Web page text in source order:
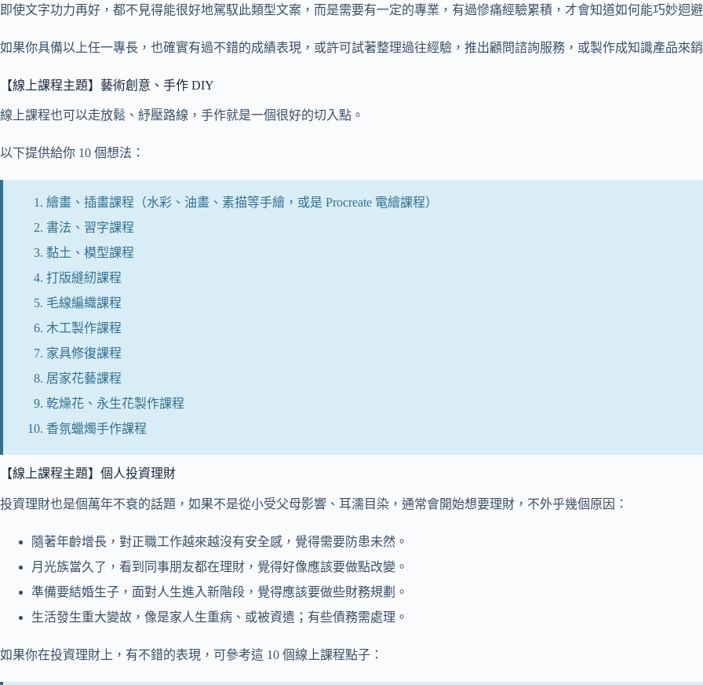
即使文字功力再好，都不見得能很好地駕馭此類型文案，而是需要有一定的專業，有過慘痛經驗累積，才會知道如何能巧妙迴避
如果你具備以上任一專長，也確實有過不錯的成績表現，或許可試著整理過往經驗，推出顧問諮詢服務，或製作成知識產品來銷
【線上課程主題】藝術創意、手作 DIY
線上課程也可以走放鬆、紓壓路線，手作就是一個很好的切入點。
以下提供給你 10 個想法：
繪畫、插畫課程（水彩、油畫、素描等手繪，或是 Procreate 電繪課程）
書法、習字課程
黏土、模型課程
打版縫紉課程
毛線編織課程
木工製作課程
家具修復課程
居家花藝課程
乾燥花、永生花製作課程
香氛蠟燭手作課程
【線上課程主題】個人投資理財
投資理財也是個萬年不衰的話題，如果不是從小受父母影響、耳濡目染，通常會開始想要理財，不外乎幾個原因：
隨著年齡增長，對正職工作越來越沒有安全感，覺得需要防患未然。
月光族當久了，看到同事朋友都在理財，覺得好像應該要做點改變。
準備要結婚生子，面對人生進入新階段，覺得應該要做些財務規劃。
生活發生重大變故，像是家人生重病、或被資遣；有些債務需處理。
如果你在投資理財上，有不錯的表現，可參考這 10 個線上課程點子：